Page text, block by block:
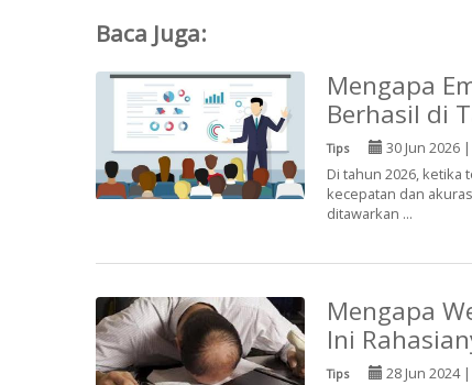
Baca Juga:
Mengapa
Berhasil di
Tips 30 Jun 2026
Di tahun 2026,
kecepatan dan
ditawarkan ...
Mengapa
Ini
Tips 28 Jun 2024